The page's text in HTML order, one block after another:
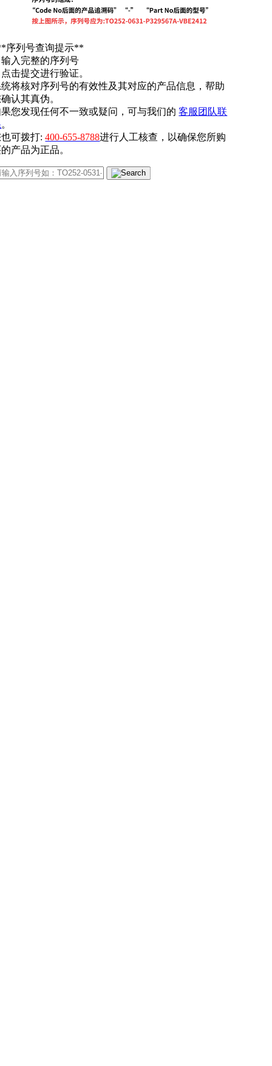
序列号查询提示**
输入完整的序列号
点击提交进行验证。
将核对序列号的有效性及其对应的产品信息，帮助
认其真伪。
您发现任何不一致或疑问，可与我们的客服团队联
。
也可拨打:400-655-8788进行人工核查，以确保您所购
产品为正品。